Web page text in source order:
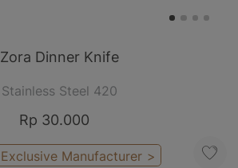
Zora Dinner Knife
Stainless Steel 420
Rp 30.000
Exclusive Manufacturer >